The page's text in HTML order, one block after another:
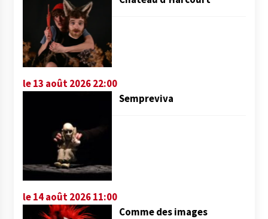
le 13 août 2026 22:00
Sempreviva
le 14 août 2026 11:00
Comme des images